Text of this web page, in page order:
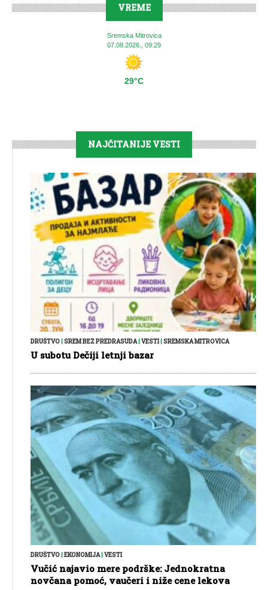
VREME
Sremska Mitrovica
07.08.2026., 09:29
29°C
NAJČITANIJE VESTI
DRUŠTVO SREM BEZ PREDRASUDA| VESTI| SREMSKA MITROVICA
U subotu Dečiji letnji bazar
DRUŠTVO|EKONOMIJA|VESTI
Vučić najavio mere podrške: Jednokratna
novčana pomoć, vaučeri i niže cene lekova